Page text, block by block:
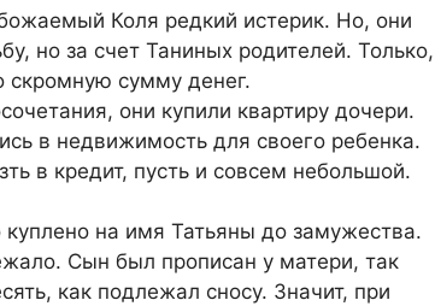
Коля редкий истерик. Но, они
но за счет Таниных родителей. Только,
сумму денег.
они купили квартиру дочери.
в недвижимость для своего ребенка.
в кредит, пусть и совсем небольшой.
на имя Татьяны до замужества.
Сын был прописан у матери, так
как подлежал сносу. Значит, при